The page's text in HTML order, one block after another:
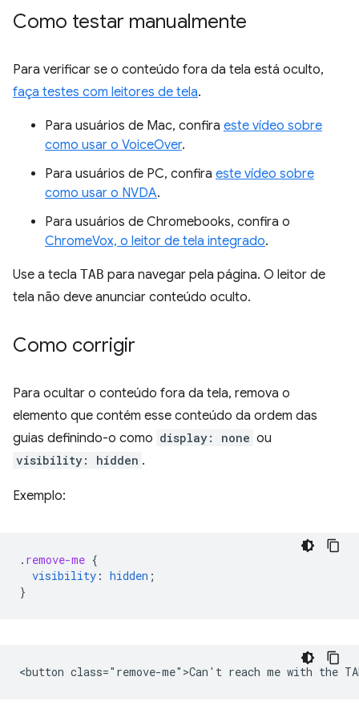
Como testar manualmente
Para verificar se o conteúdo fora da tela está oculto,
faça testes com leitores de tela.
Para usuários de Mac, confira este vídeo sobre
como usar o VoiceOver.
Para usuários de PC, confira este vídeo sobre
como usar o NVDA.
Para usuários de Chromebooks, confira o
ChromeVox, o leitor de tela integrado.
Use a tecla TAB para navegar pela página. O leitor de
tela não deve anunciar conteúdo oculto.
Como corrigir
Para ocultar o conteúdo fora da tela, remova o
elemento que contém esse conteúdo da ordem das
guias definindo-o como display: none ou
visibility: hidden .
Exemplo:
. remove-me {
visibility : hidden ;
}